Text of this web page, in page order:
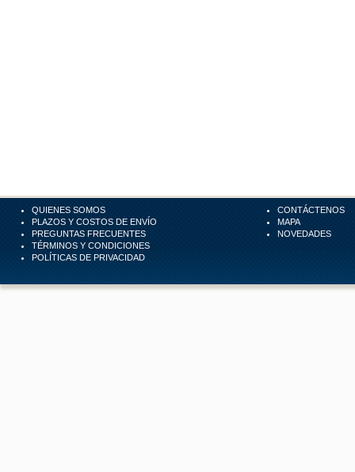
QUIENES SOMOS
PLAZOS Y COSTOS DE ENVÍO
PREGUNTAS FRECUENTES
TÉRMINOS Y CONDICIONES
POLÍTICAS DE PRIVACIDAD
CONTÁCTENOS
MAPA
NOVEDADES